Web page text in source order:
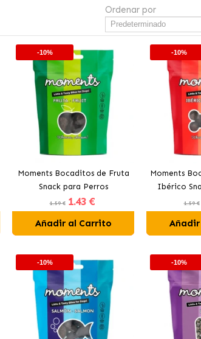
Ordenar por
-10%
Moments Bocaditos de Fruta
Snack para Perros
1.59 € 1.43 €
Añadir al Carrito
-10%
Moments
Ibérico
1.59 €
-10% -10%